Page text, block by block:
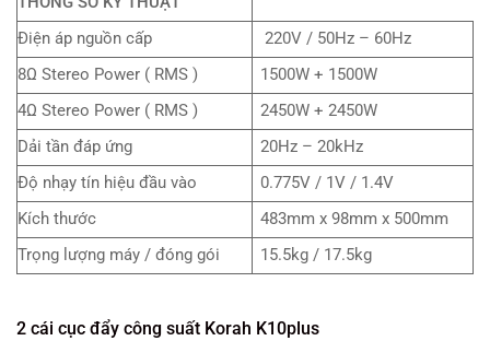
Điện áp nguồn cấp
220V / 50Hz – 60Hz
8Ω Stereo Power ( RMS )
1500W + 1500W
4Ω Stereo Power ( RMS )
2450W + 2450W
Dải tần đáp ứng
20Hz – 20kHz
Độ nhạy tín hiệu đầu vào
0.775V / 1V / 1.4V
Kích thước
483mm x 98mm x 500mm
Trọng lượng máy / đóng gói
15.5kg / 17.5kg
2 cái cục đẩy công suất Korah K10plus